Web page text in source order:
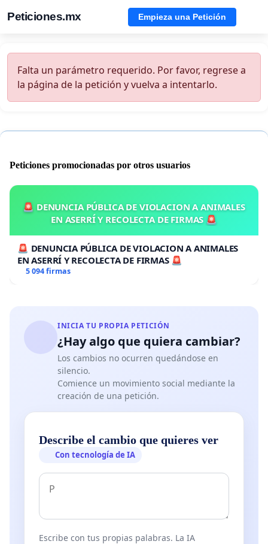
Peticiones.mx Empieza una Petición
Falta un parámetro requerido. Por favor, regrese a
la página de la petición y vuelva a intentarlo.
Peticiones promocionadas por otros usuarios
🚨 DENUNCIA PÚBLICA DE VIOLACION A ANIMALES
EN ASERRÍ Y RECOLECTA DE FIRMAS 🚨
🚨 DENUNCIA PÚBLICA DE VIOLACION A ANIMALES
EN ASERRÍ Y RECOLECTA DE FIRMAS 🚨
5 094 firmas
INICIA TU PROPIA PETICIÓN
¿Hay algo que quiera cambiar?
Los cambios no ocurren quedándose en
silencio.
Comience un movimiento social mediante la
creación de una petición.
Describe el cambio que quieres ver
Con tecnología de IA
Escribe con tus propias palabras. La IA